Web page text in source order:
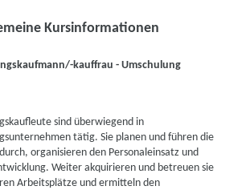
Kursinformationen
kauffrau - Umschulung
sind überwiegend in
tätig. Sie planen und führen die
organisieren den Personaleinsatz und
Weiter akquirieren und betreuen sie
Arbeitsplätze und ermitteln den